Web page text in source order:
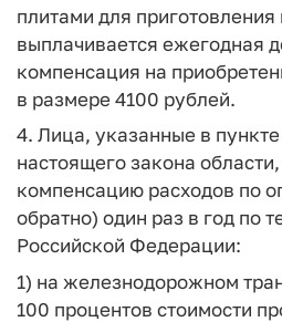
плитами для
выплачивается ежегодная
компенсация на
в размере 4100 рублей.
4. Лица, указанные в пункте
настоящего закона
компенсацию расходов по
обратно) один раз в год по
Российской Федерации:
1) на железнодорожном
100 процентов стоимости